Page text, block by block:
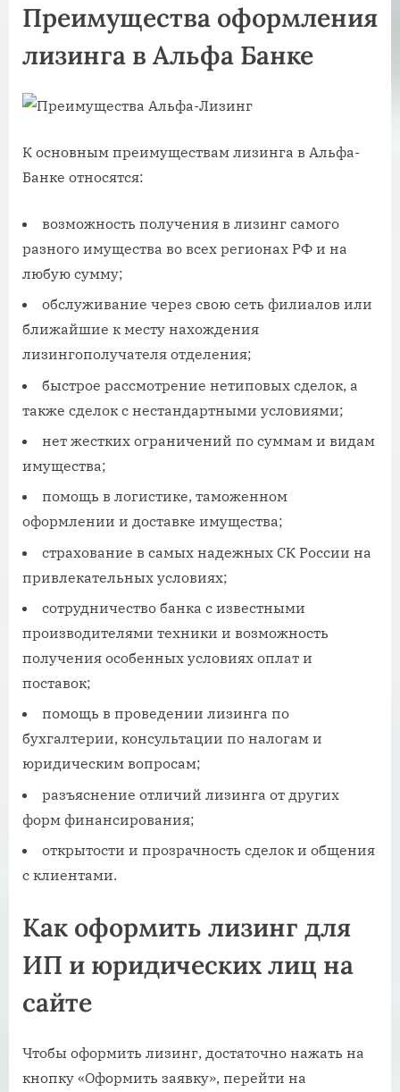
Преимущества оформления
лизинга в Альфа Банке
К основным преимуществам лизинга в Альфа-
Банке относятся:
возможность получения в лизинг самого
разного имущества во всех регионах РФ и на
любую сумму;
обслуживание через свою сеть филиалов или
ближайшие к месту нахождения
лизингополучателя отделения;
быстрое рассмотрение нетиповых сделок, а
также сделок с нестандартными условиями;
нет жестких ограничений по суммам и видам
имущества;
помощь в логистике, таможенном
оформлении и доставке имущества;
страхование в самых надежных СК России на
привлекательных условиях;
сотрудничество банка с известными
производителями техники и возможность
получения особенных условиях оплат и
поставок;
помощь в проведении лизинга по
бухгалтерии, консультации по налогам и
юридическим вопросам;
разъяснение отличий лизинга от других
форм финансирования;
открытости и прозрачность сделок и общения
с клиентами.
Как оформить лизинг для
ИП и юридических лиц на
сайте
Чтобы оформить лизинг, достаточно нажать на
кнопку «Оформить заявку», перейти на